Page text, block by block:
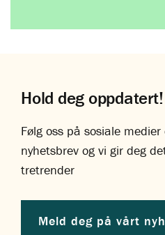
Hold deg oppdatert!
Følg oss på sosiale
nyhetsbrev og vi gir deg
tretrender
Meld deg på vårt